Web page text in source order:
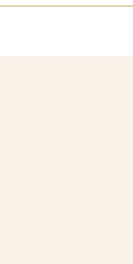
assortiment raffiné de